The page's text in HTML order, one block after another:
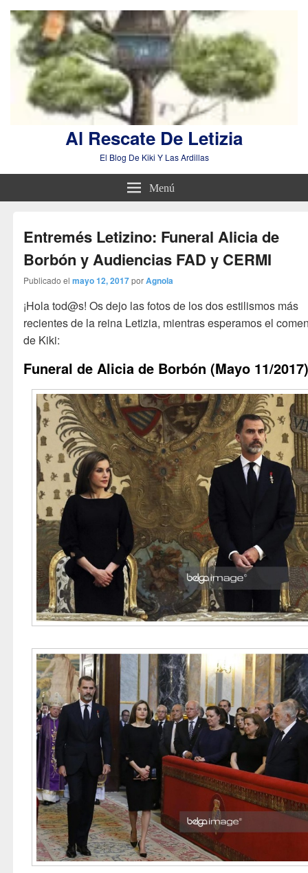
Al Rescate De Letizia
El Blog De Kiki Y Las Ardillas
Menú
Entremés Letizino: Funeral Alicia de
Borbón y Audiencias FAD y CERMI
Publicado el mayo 12, 2017porAgnola
¡Hola tod@s! Os dejo las fotos de los dos estilismos más
recientes de la reina Letizia, mientras esperamos el
de Kiki:
Funeral de Alicia de Borbón (Mayo 11/